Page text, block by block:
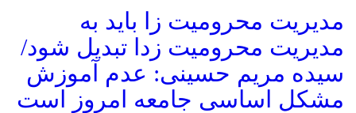
مدیریت محرومیت زا باید به
مدیریت محرومیت زدا تبدیل شود/
سیده مریم حسینی: عدم آموزش
مشکل اساسی جامعه امروز است